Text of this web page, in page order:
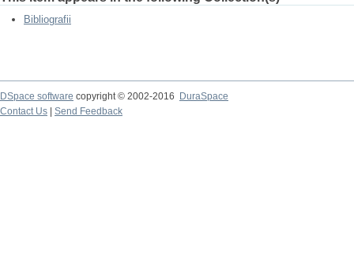
Bibliografii
DSpace software copyright © 2002-2016
DuraSpace
Contact Us
Send Feedback